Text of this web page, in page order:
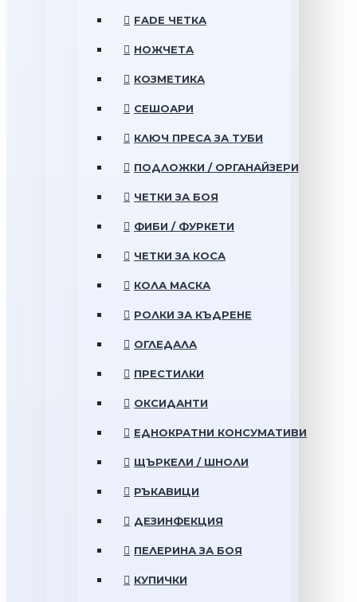
FADE ЧЕТКА
НОЖЧЕТА
КОЗМЕТИКА
СЕШОАРИ
КЛЮЧ ПРЕСА ЗА ТУБИ
ПОДЛОЖКИ / ОРГАНАЙЗЕРИ
ЧЕТКИ ЗА БОЯ
ФИБИ / ФУРКЕТИ
ЧЕТКИ ЗА КОСА
КОЛА МАСКА
РОЛКИ ЗА КЪДРЕНЕ
ОГЛЕДАЛА
ПРЕСТИЛКИ
ОКСИДАНТИ
ЕДНОКРАТНИ КОНСУМАТИВИ
ЩЪРКЕЛИ / ШНОЛИ
РЪКАВИЦИ
ДЕЗИНФЕКЦИЯ
ПЕЛЕРИНА ЗА БОЯ
КУПИЧКИ